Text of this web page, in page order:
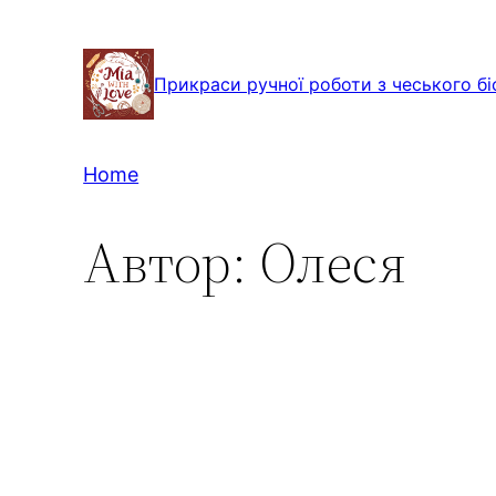
Прикраси ручної роботи з чеського
Home
Автор: Олеся